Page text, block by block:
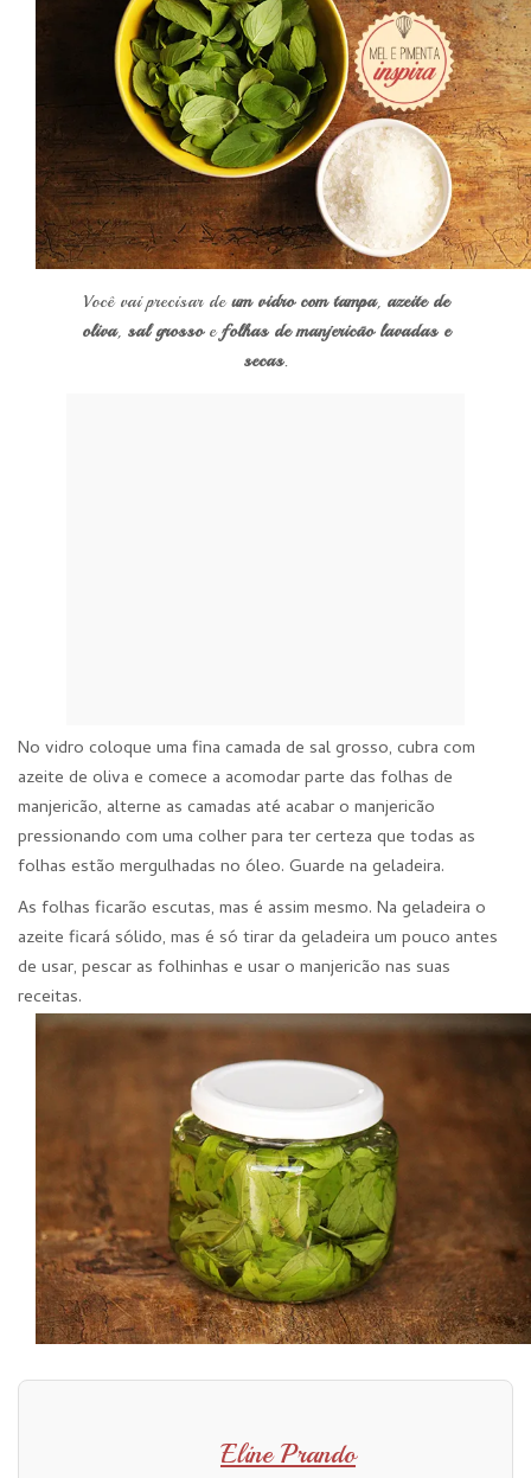
Você vai precisar deum vidro com tampa, azeite de
oliva, sal grossoefolhas de manjericão lavadas e
secas.
No vidro coloque uma fina camada de sal grosso, cubra com
azeite de oliva e comece a acomodar parte das folhas de
manjericão, alterne as camadas até acabar o manjericão
pressionando com uma colher para ter certeza que todas as
folhas estão mergulhadas no óleo. Guarde na geladeira.
As folhas ficarão escutas, mas é assim mesmo. Na geladeira o
azeite ficará sólido, mas é só tirar da geladeira um pouco antes
de usar, pescar as folhinhas e usar o manjericão nas suas
receitas.
Eline Prando